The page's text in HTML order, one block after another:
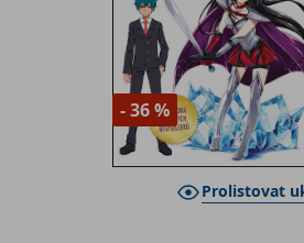
- 36 %
Prolistovat